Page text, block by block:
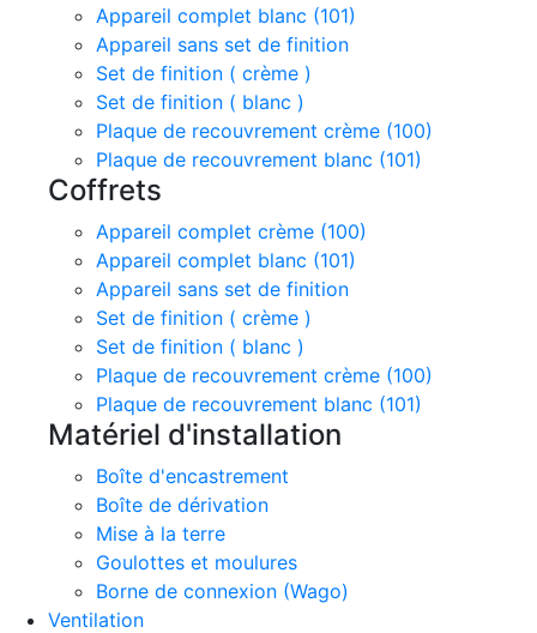
Appareil complet blanc (101)
Appareil sans set de finition
Set de finition ( crème )
Set de finition ( blanc )
Plaque de recouvrement crème (100)
Plaque de recouvrement blanc (101)
Coffrets
Appareil complet crème (100)
Appareil complet blanc (101)
Appareil sans set de finition
Set de finition ( crème )
Set de finition ( blanc )
Plaque de recouvrement crème (100)
Plaque de recouvrement blanc (101)
Matériel d'installation
Boîte d'encastrement
Boîte de dérivation
Mise à la terre
Goulottes et moulures
Borne de connexion (Wago)
Ventilation